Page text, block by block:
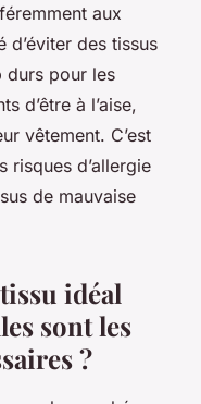
aux
d’éviter des tissus
pour les
d’être à l’aise,
vêtement. C’est
risques d’allergie
de mauvaise
idéal
sont les
?